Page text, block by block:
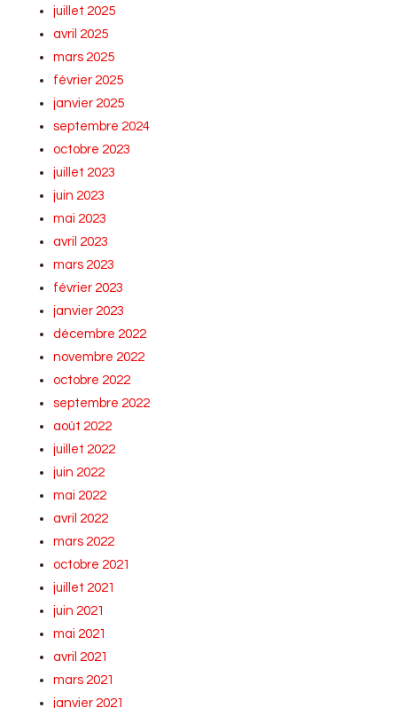
juillet 2025
avril 2025
mars 2025
février 2025
janvier 2025
septembre 2024
octobre 2023
juillet 2023
juin 2023
mai 2023
avril 2023
mars 2023
février 2023
janvier 2023
décembre 2022
novembre 2022
octobre 2022
septembre 2022
août 2022
juillet 2022
juin 2022
mai 2022
avril 2022
mars 2022
octobre 2021
juillet 2021
juin 2021
mai 2021
avril 2021
mars 2021
janvier 2021